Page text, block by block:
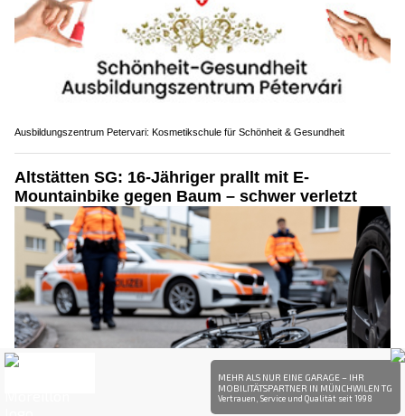
Ausbildungszentrum Petervari: Kosmetikschule für Schönheit & Gesundheit
Altstätten SG: 16-Jähriger prallt mit E-
Mountainbike gegen Baum – schwer verletzt